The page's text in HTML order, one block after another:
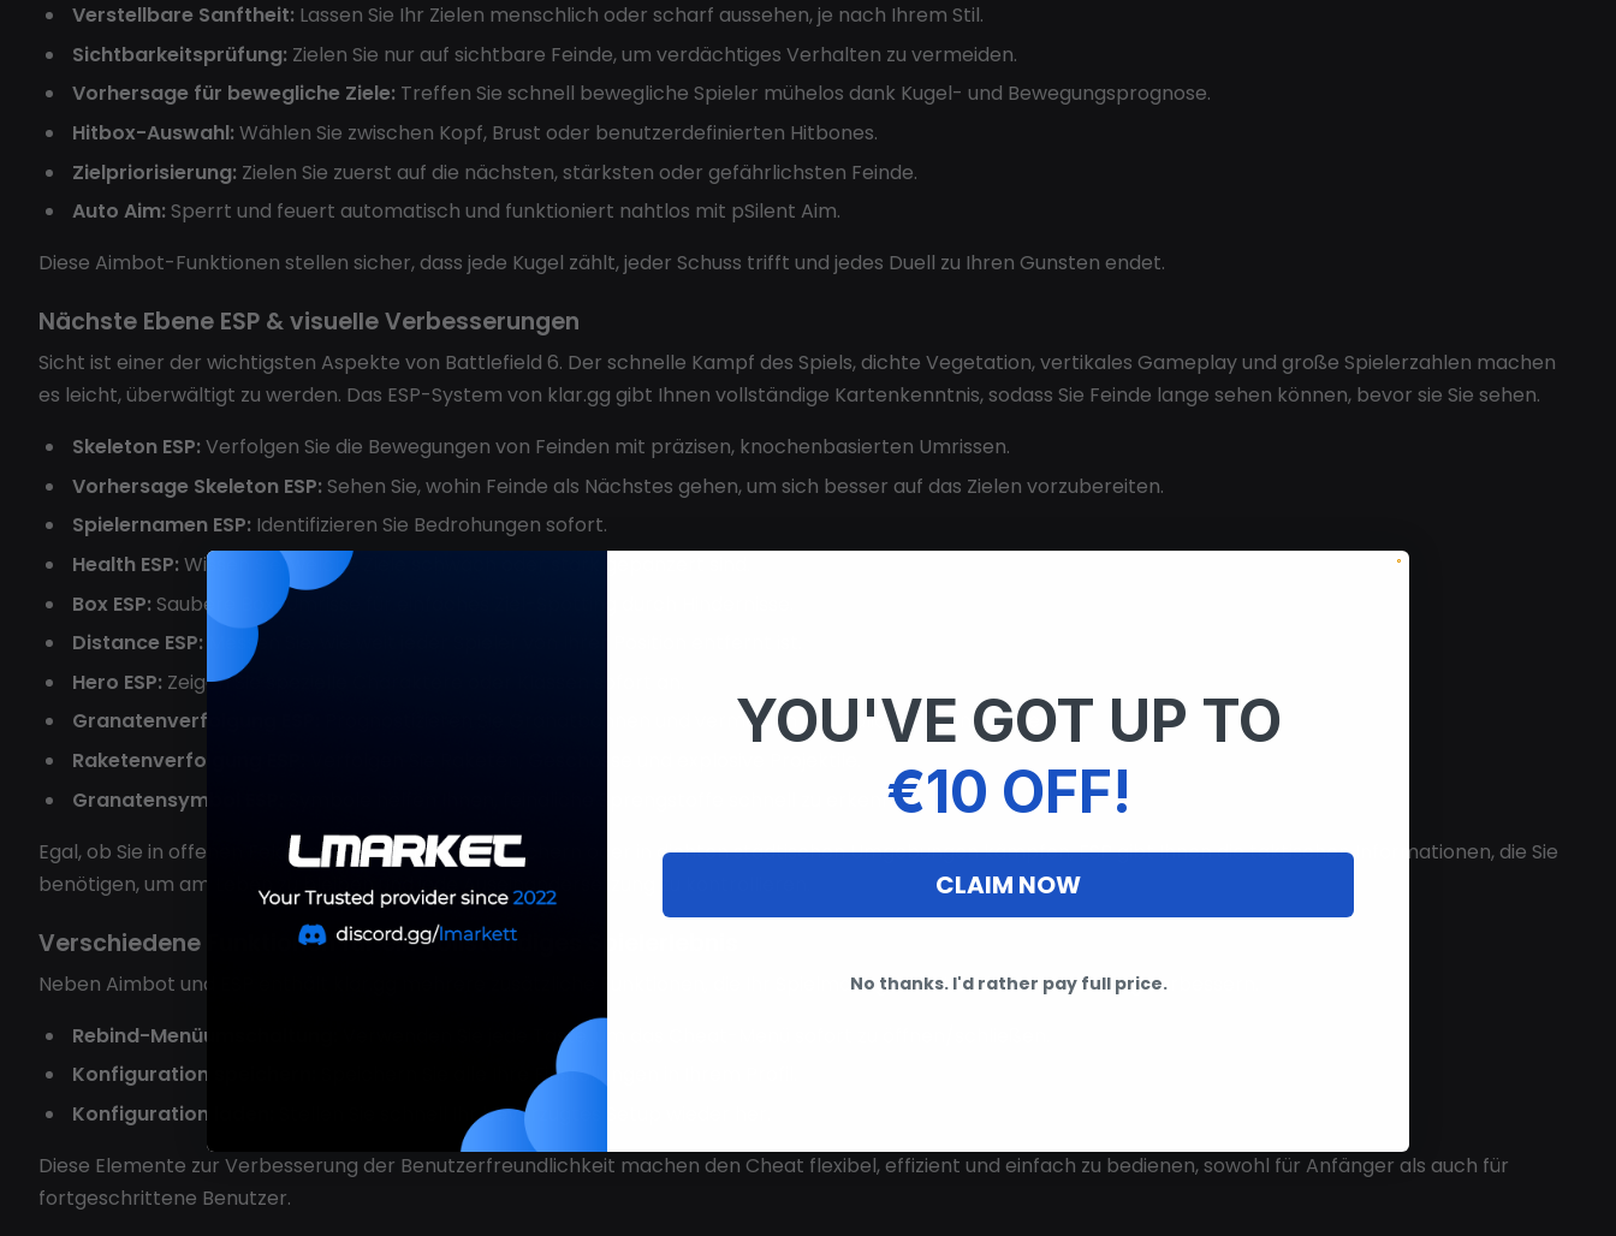
Verstellbare Sanftheit: Lassen Sie Ihr Zielen menschlich oder scharf aussehen, je nach Ihrem Stil.
Sichtbarkeitsprüfung: Zielen Sie nur auf sichtbare Feinde, um verdächtiges Verhalten zu vermeiden.
Vorhersage für bewegliche Ziele: Treffen Sie schnell bewegliche Spieler mühelos dank Kugel- und Bewegungsprognose.
Hitbox-Auswahl: Wählen Sie zwischen Kopf, Brust oder benutzerdefinierten Hitbones.
Zielpriorisierung: Zielen Sie zuerst auf die nächsten, stärksten oder gefährlichsten Feinde.
Auto Aim: Sperrt und feuert automatisch und funktioniert nahtlos mit pSilent Aim.
Diese Aimbot-Funktionen stellen sicher, dass jede Kugel zählt, jeder Schuss trifft und jedes Duell zu Ihren Gunsten endet.
Nächste Ebene ESP & visuelle Verbesserungen
Sicht ist einer der wichtigsten Aspekte von Battlefield 6. Der schnelle Kampf des Spiels, dichte Vegetation, vertikales Gameplay und große Spielerzahlen machen
es leicht, überwältigt zu werden. Das ESP-System von klar.gg gibt Ihnen vollständige Kartenkenntnis, sodass Sie Feinde lange sehen können, bevor sie Sie sehen.
Skeleton ESP: Verfolgen Sie die Bewegungen von Feinden mit präzisen, knochenbasierten Umrissen.
Vorhersage Skeleton ESP: Sehen Sie, wohin Feinde als Nächstes gehen, um sich besser auf das Zielen vorzubereiten.
Spielernamen ESP: Identifizieren Sie Bedrohungen sofort.
Health ESP: Wissen Sie, welche Ziele schwach oder stark gepanzert sind.
Box ESP: Saubere Box-Umrisse für einfaches Ziel-Spotting durch Hindernisse.
Distance ESP: Messen Sie, wie weit jeder Spieler von Ihrer Position entfernt ist.
Hero ESP: Zeigen Sie spezielle Charaktere oder Klassen sofort an.
Granatenverfolgung ESP:
Prognostizieren Sie Granatbahnen und vermeiden Sie tödliche Sprengstoffe.
Raketenverfolgung ESP:
Granatensymbol ESP:
Symbole helfen Ihnen, feindliche Sprengstoffe schnell zu erkennen.
Egal, ob Sie in offenen Feldern, Innenräumen, auf Dächern oder in dichten städtischen Umgebungen kämpfen, ESP gibt Ihnen die taktischen Informationen, die Sie
benötigen, um am Leben zu bleiben und jede Auseinandersetzung zu kontrollieren.
Verschiedene Funktionen für ein vollständiges Spielerlebnis
Neben Aimbot und ESP enthält klar.gg mehrere zusätzliche Funktionen, die Ihr Spielmanagement und Ihre Anpassung verbessern.
Rebind-Menüumschaltung:
Verwenden Sie jede Taste, um das Cheat-Menü sofort zu öffnen/schließen.
Konfiguration speichern:
Speichern Sie alle Ihre Einstellungen in Ihrem Profil.
Konfiguration laden:
Stellen Sie schnell Ihr bevorzugtes Setup wieder her.
Diese Elemente zur Verbesserung der Benutzerfreundlichkeit machen den Cheat flexibel, effizient und einfach zu bedienen, sowohl für Anfänger als auch für
fortgeschrittene Benutzer.
YOU'VE GOT UP TO
€10 OFF!
CLAIM NOW
No thanks. I'd rather pay full price.